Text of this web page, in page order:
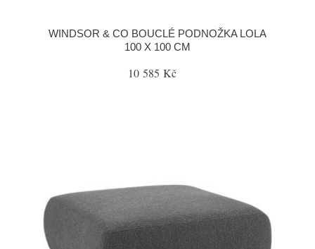
WINDSOR & CO BOUCLÉ PODNOŽKA LOLA
100 X 100 CM
10 585 Kč